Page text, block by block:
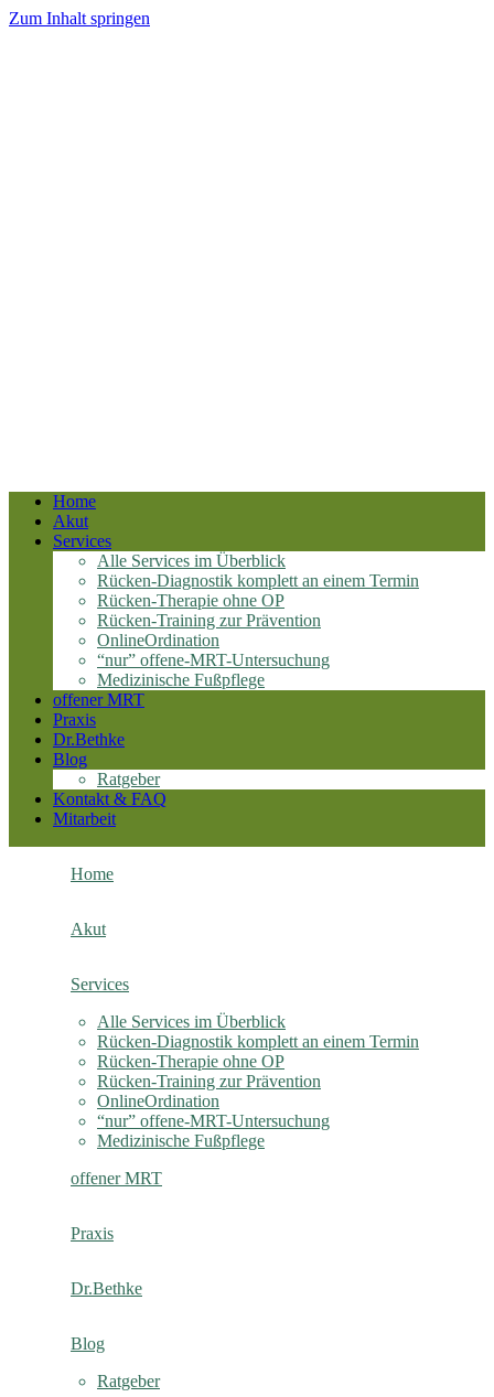
Zum Inhalt springen
Home
Akut
Services
Alle Services im Überblick
Rücken-Diagnostik komplett an einem Termin
Rücken-Therapie ohne OP
Rücken-Training zur Prävention
OnlineOrdination
“nur” offene-MRT-Untersuchung
Medizinische Fußpflege
offener MRT
Praxis
Dr.Bethke
Blog
Ratgeber
Kontakt & FAQ
Mitarbeit
Home
Akut
Services
Alle Services im Überblick
Rücken-Diagnostik komplett an einem Termin
Rücken-Therapie ohne OP
Rücken-Training zur Prävention
OnlineOrdination
“nur” offene-MRT-Untersuchung
Medizinische Fußpflege
offener MRT
Praxis
Dr.Bethke
Blog
Ratgeber